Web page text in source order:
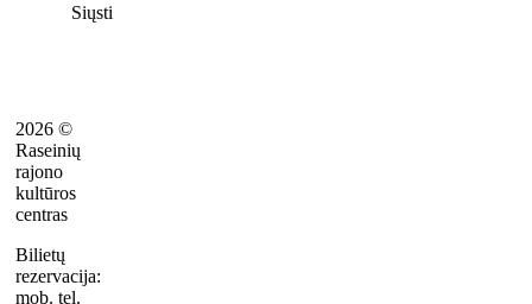
Siųsti
2026 ©
Raseinių
rajono
kultūros
centras
Bilietų
rezervacija:
mob. tel.